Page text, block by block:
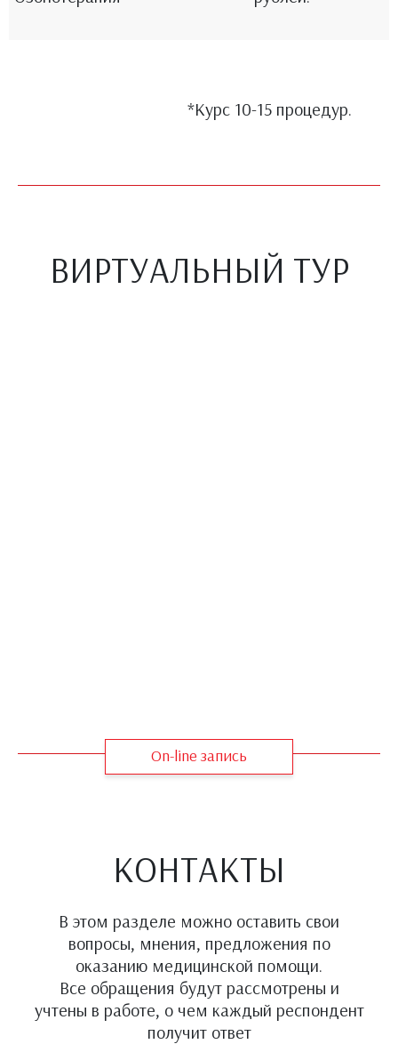
*Курс 10-15 процедур.
ВИРТУАЛЬНЫЙ ТУР
On-line запись
КОНТАКТЫ
В этом разделе можно оставить свои
вопросы, мнения, предложения по
оказанию медицинской помощи.
Все обращения будут рассмотрены и
учтены в работе, о чем каждый респондент
получит ответ